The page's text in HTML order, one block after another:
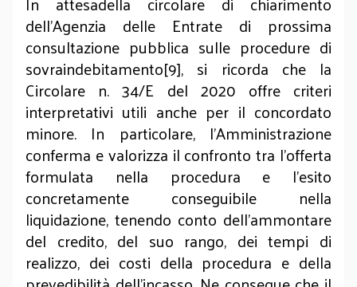
dell’Agenzia delle Entrate di prossima
consultazione pubblica sulle procedure di
sovraindebitamento[9], si ricorda che la
Circolare n. 34/E del 2020 offre criteri
interpretativi utili anche per il concordato
minore. In particolare, l’Amministrazione
conferma e valorizza il confronto tra l’offerta
formulata nella procedura e l’esito
concretamente conseguibile nella
liquidazione, tenendo conto dell’ammontare
del credito, del suo rango, dei tempi di
realizzo, dei costi della procedura e della